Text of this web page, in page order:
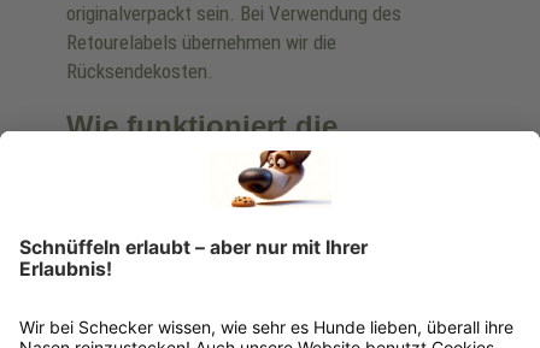
originalverpackt sein. Bei Verwendung des
Retourelabels übernehmen wir die
Rücksendekosten.
Wie funktioniert die
Rücksendung?
findest du online. Verpacke die Artikel
anschließend sicher und klebe das
dir in deinem Kundenkonto anfordern. Hast du als